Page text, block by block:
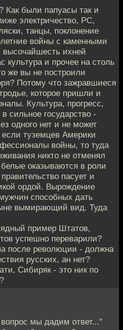
Как были папуасы так и
электричество, РС,
танцы, поклонение
войны с каменными
ихней
культура и прочее на столь
же вы не построили
Потому что зажравшиеся
которое пришли и
Культура, прогресс,
сильное государство -
одного нет и не может
туземцев Америки
войны, то туда
никто не отменял
оказываются в роли
пасует и
ордой. Вырождение
способных дать
вымирающий вид. Туда
пример Штатов,
успешно переварили?
после революции - должна
русских, ан нет?
Сибиряк - это ник по
мы дадим ответ..."